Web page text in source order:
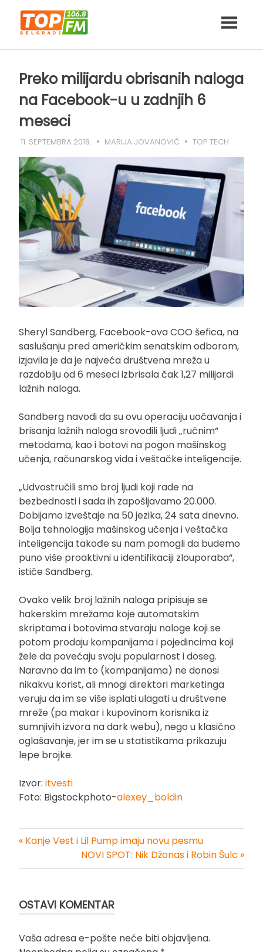
content
Preko milijardu obrisanih naloga
na Facebook-u u zadnjih 6
meseci
11. SEPTEMBRA 2018. MARIJA JOVANOVIĆ TOP TECH
Sheryl Sandberg, Facebook-ova COO šefica, na
saslušanju pred američkim senatskim odborom,
izjavila je da je najveća društvena mreža u
razdoblju od 6 meseci izbrisala čak 1,27 milijardi
lažnih naloga.
Sandberg navodi da su ovu operaciju uočavanja i
brisanja lažnih naloga srovodili ljudi „ručnim“
metodama, kao i botovi na pogon mašinskog
učenja, računarskog vida i veštačke inteligencije.
„Udvostručili smo broj ljudi koji rade na
bezbednosti i sada ih zapošljavamo 20.000.
Dobijamo izveštaje na 50 jezika, 24 sata dnevno.
Bolja tehnologija mašinskog učenja i veštačka
inteligencija takođe su nam pomogli da budemo
puno više proaktivni u identifikaciji zlouporaba“,
ističe Sandberg.
Ovako velik broj lažnih naloga pripisuje se
hakerskim mrežama koje automatskim
skriptama i botovima stvaraju naloge koji se
potom prodaju kompanijama i pojedincima koji
žele da povećaju svoju popularnost i doseg.
Naravno da im to (kompanijama) ne donosi
nikakvu korist, ali mnogi direktori marketinga
veruju da im se više isplati ulagati u društvene
mreže (pa makar i kupovinom korisnika iz
sumnjivih izvora na dark webu), nego u klasično
oglašavanje, jer im se u statistikama prikazuju
lepe brojke.
Izvor: itvesti
Foto: Bigstockphoto-alexey_boldin
« Kanje Vest i Lil Pump imaju novu pesmu
NOVI SPOT: Nik Džonas i Robin Šulc »
OSTAVI KOMENTAR
Vaša adresa e-pošte neće biti objavljena.